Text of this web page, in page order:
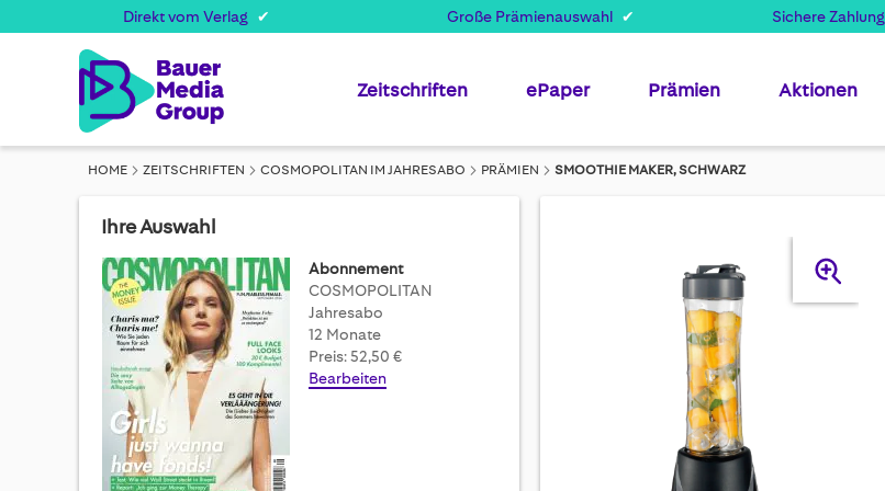
Direkt vom Verlag Große Prämienauswahl Sichere Zahlung
Zeitschriften ePaper Prämien Aktionen
HOME ZEITSCHRIFTEN COSMOPOLITAN IM JAHRESABO PRÄMIEN SMOOTHIE MAKER, SCHWARZ
Ihre Auswahl
Abonnement
COSMOPOLITAN
Jahresabo
12 Monate
Preis: 52,50 €
Bearbeiten